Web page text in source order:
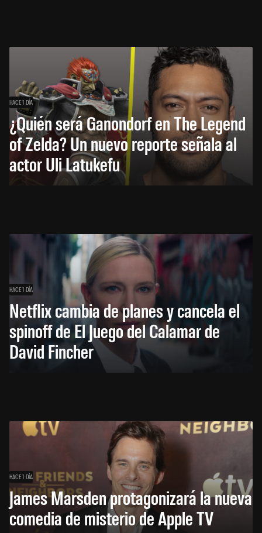
HACE 1 DÍA
¿Quién será Ganondorf en The Legend
of Zelda? Un nuevo reporte señala al
actor Uli Latukefu
HACE 1 DÍA
Netflix cambia de planes y cancela el
spinoff de El Juego del Calamar de
David Fincher
HACE 1 DÍA
James Marsden protagonizará la nueva
comedia de misterio de Apple TV